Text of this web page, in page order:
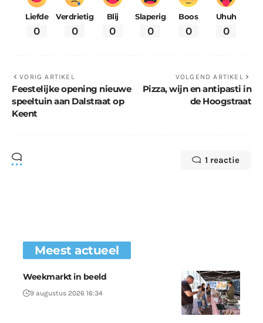
Liefde
0
Verdrietig
0
Blij
0
Slaperig
0
Boos
0
Uhuh
0
VORIG ARTIKEL
Feestelijke opening nieuwe
speeltuin aan Dalstraat op
Keent
VOLGEND ARTIKEL
Pizza, wijn en antipasti in
de Hoogstraat
1 reactie
Meest actueel
Weekmarkt in beeld
9 augustus 2026 16:34